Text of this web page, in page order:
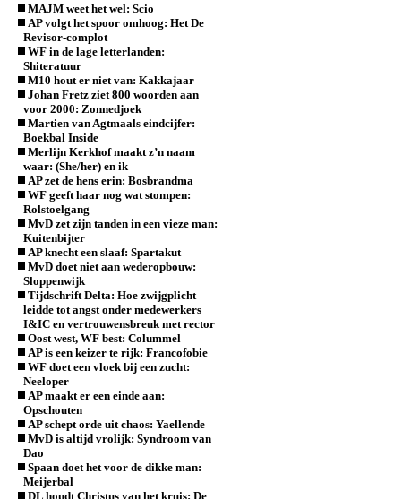
MAJM weet het wel: Scio
AP volgt het spoor omhoog: Het De
Revisor-complot
WF in de lage letterlanden:
Shiteratuur
M10 hout er niet van: Kakkajaar
Johan Fretz ziet 800 woorden aan
voor 2000: Zonnedjoek
Martien van Agtmaals eindcijfer:
Boekbal Inside
Merlijn Kerkhof maakt z’n naam
waar: (She/her) en ik
AP zet de hens erin: Bosbrandma
WF geeft haar nog wat stompen:
Rolstoelgang
MvD zet zijn tanden in een vieze man:
Kuitenbijter
AP knecht een slaaf: Spartakut
MvD doet niet aan wederopbouw:
Sloppenwijk
Tijdschrift Delta: Hoe zwijgplicht
leidde tot angst onder medewerkers
I&IC en vertrouwensbreuk met rector
Oost west, WF best: Colummel
AP is een keizer te rijk: Francofobie
WF doet een vloek bij een zucht:
Neeloper
AP maakt er een einde aan:
Opschouten
AP schept orde uit chaos: Yaellende
MvD is altijd vrolijk: Syndroom van
Dao
Spaan doet het voor de dikke man:
Meijerbal
DL houdt Christus van het kruis: De